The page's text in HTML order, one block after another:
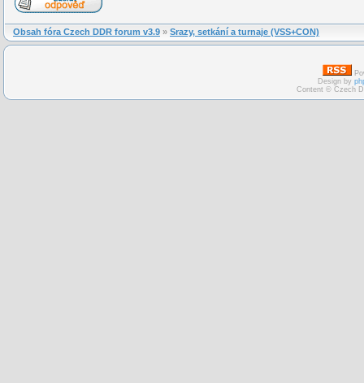
Obsah fóra Czech DDR forum v3.9 » Srazy, setkání a turnaje (VSS+CON)
Design by
Content © Czech